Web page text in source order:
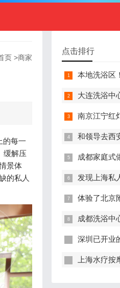
页 >商家
的每一
缓解压
景体
的私人
点击排行
本地洗浴区！西安纺织城大
大连洗浴中心排名-大
南京江宁红灯小巷
和领导去西安个人按摩前
成都家庭式做前列腺理疗会
发现上海私人洗浴水
体验了北京附近的前列腺
成都洗浴中心排名-
深圳已开业的私密会所
上海水疗按摩会所,技